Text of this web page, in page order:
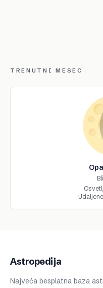
TRENUTNI MESEC
Astropedija
Najveća besplatna baza